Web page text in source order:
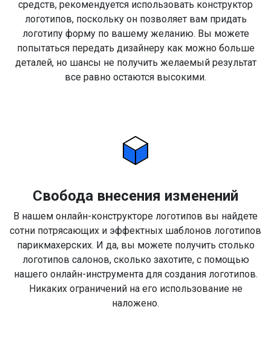
средств, рекомендуется использовать конструктор
логотипов, поскольку он позволяет вам придать
логотипу форму по вашему желанию. Вы можете
попытаться передать дизайнеру как можно больше
деталей, но шансы не получить желаемый результат
все равно остаются высокими.
Свобода внесения изменений
В нашем онлайн-конструкторе логотипов вы найдете
сотни потрясающих и эффектных шаблонов логотипов
парикмахерских. И да, вы можете получить столько
логотипов салонов, сколько захотите, с помощью
нашего онлайн-инструмента для создания логотипов.
Никаких ограничений на его использование не
наложено.